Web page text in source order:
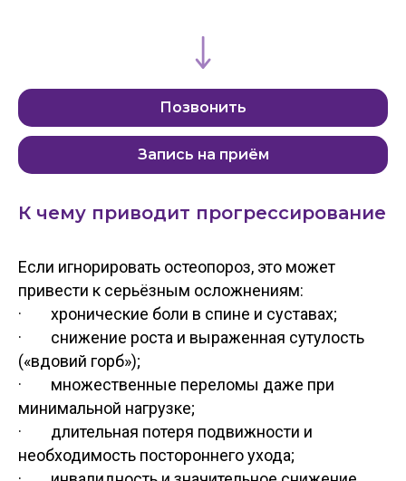
Позвонить
Запись на приём
К чему приводит прогрессирование
Если игнорировать остеопороз, это может
привести к серьёзным осложнениям:
· хронические боли в спине и суставах;
· снижение роста и выраженная сутулость
(«вдовий горб»);
· множественные переломы даже при
минимальной нагрузке;
· длительная потеря подвижности и
необходимость постороннего ухода;